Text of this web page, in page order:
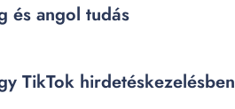
és angol tudás
TikTok hirdetéskezelésben